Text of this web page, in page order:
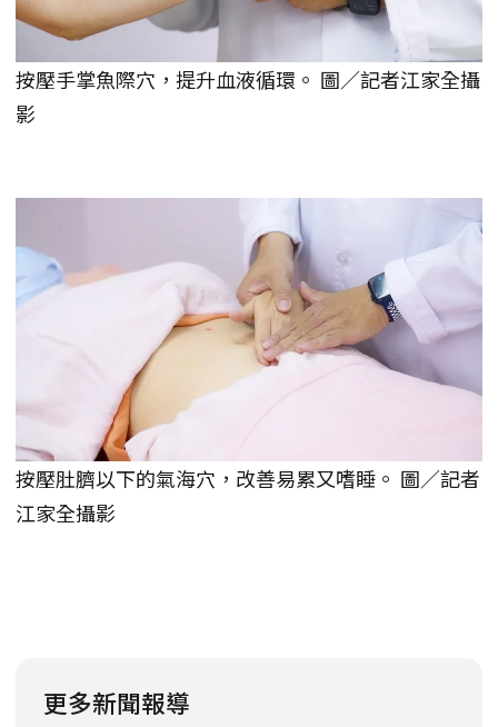
按壓手掌魚際穴，提升血液循環。 圖／記者江家全攝
影
按壓肚臍以下的氣海穴，改善易累又嗜睡。 圖／記者
江家全攝影
更多新聞報導